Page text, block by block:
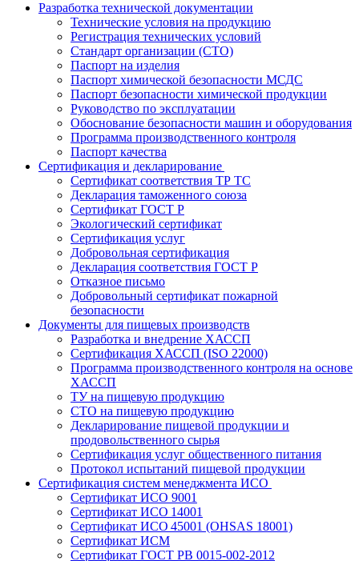
Разработка технической документации
Технические условия на продукцию
Регистрация технических условий
Стандарт организации (СТО)
Паспорт на изделия
Паспорт химической безопасности МСДС
Паспорт безопасности химической продукции
Руководство по эксплуатации
Обоснование безопасности машин и оборудования
Программа производственного контроля
Паспорт качества
Сертификация и декларирование
Сертификат соответствия ТР ТС
Декларация таможенного союза
Сертификат ГОСТ Р
Экологический сертификат
Сертификация услуг
Добровольная сертификация
Декларация соответствия ГОСТ Р
Отказное письмо
Добровольный сертификат пожарной
безопасности
Документы для пищевых производств
Разработка и внедрение ХАССП
Сертификация ХАССП (ISO 22000)
Программа производственного контроля на основе
ХАССП
ТУ на пищевую продукцию
СТО на пищевую продукцию
Декларирование пищевой продукции и
продовольственного сырья
Сертификация услуг общественного питания
Протокол испытаний пищевой продукции
Сертификация систем менеджмента ИСО
Сертификат ИСО 9001
Сертификат ИСО 14001
Сертификат ИСО 45001 (OHSAS 18001)
Сертификат ИСМ
Сертификат ГОСТ РВ 0015-002-2012